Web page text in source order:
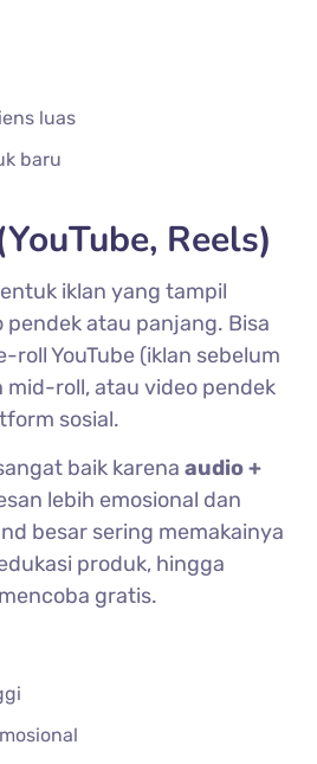
luas
baru
Reels)
iklan yang tampil
atau panjang. Bisa
roll YouTube (iklan sebelum
mid-roll, atau video pendek
sosial.
baik karenaaudio +
lebih emosional dan
besar sering memakainya
produk, hingga
gratis.